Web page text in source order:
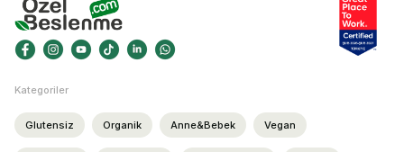
Kategoriler
Glutensiz Organik Anne&Bebek Vegan